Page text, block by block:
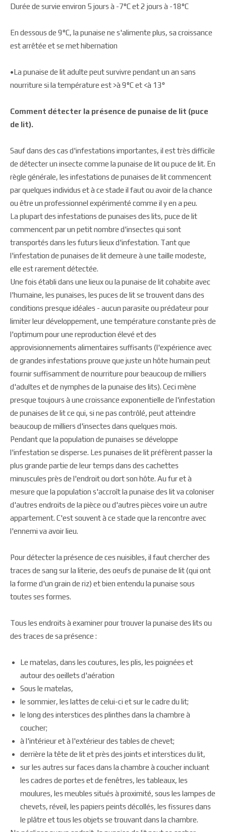
Durée de survie environ 5 jours à -7°C et 2 jours à -18°C
En dessous de 9°C, la punaise ne s'alimente plus, sa croissance
est arrêtée et se met hibernation
•La punaise de lit adulte peut survivre pendant un an sans
nourriture si la température est >à 9°C et <à 13°
Comment détecter la présence de punaise de lit (puce
de lit).
Sauf dans des cas d'infestations importantes, il est très difficile
de détecter un insecte comme la punaise de lit ou puce de lit. En
règle générale, les infestations de punaises de lit commencent
par quelques individus et à ce stade il faut ou avoir de la chance
ou être un professionnel expérimenté comme il y en a peu.
La plupart des infestations de punaises des lits, puce de lit
commencent par un petit nombre d'insectes qui sont
transportés dans les futurs lieux d'infestation. Tant que
l'infestation de punaises de lit demeure à une taille modeste,
elle est rarement détectée.
Une fois établi dans une lieux ou la punaise de lit cohabite avec
l'humaine, les punaises, les puces de lit se trouvent dans des
conditions presque idéales - aucun parasite ou prédateur pour
limiter leur développement, une température constante près de
l'optimum pour une reproduction élevé et des
approvisionnements alimentaires suffisants (l'expérience avec
de grandes infestations prouve que juste un hôte humain peut
fournir suffisamment de nourriture pour beaucoup de milliers
d'adultes et de nymphes de la punaise des lits). Ceci mène
presque toujours à une croissance exponentielle de l'infestation
de punaises de lit ce qui, si ne pas contrôlé, peut atteindre
beaucoup de milliers d'insectes dans quelques mois.
Pendant que la population de punaises se développe
l'infestation se disperse. Les punaises de lit préfèrent passer la
plus grande partie de leur temps dans des cachettes
minuscules près de l'endroit ou dort son hôte. Au fur et à
mesure que la population s'accroît la punaise des lit va coloniser
d'autres endroits de la pièce ou d'autres pièces voire un autre
appartement. C'est souvent à ce stade que la rencontre avec
l'ennemi va avoir lieu.
Pour détecter la présence de ces nuisibles, il faut chercher des
traces de sang sur la literie, des oeufs de punaise de lit (qui ont
la forme d'un grain de riz) et bien entendu la punaise sous
toutes ses formes.
Tous les endroits à examiner pour trouver la punaise des lits ou
des traces de sa présence :
Le matelas, dans les coutures, les plis, les poignées et
autour des oeillets d'aération
Sous le matelas,
le sommier, les lattes de celui-ci et sur le cadre du lit;
le long des interstices des plinthes dans la chambre à
coucher;
à l'intérieur et à l'extérieur des tables de chevet;
derrière la tête de lit et près des joints et interstices du lit,
sur les autres sur faces dans la chambre à coucher incluant
les cadres de portes et de fenêtres, les tableaux, les
moulures, les meubles situés à proximité, sous les lampes de
chevets, réveil, les papiers peints décollés, les fissures dans
le plâtre et tous les objets se trouvant dans la chambre.